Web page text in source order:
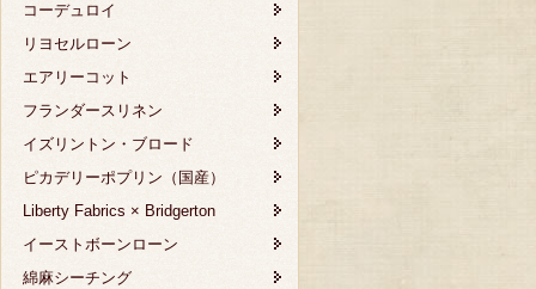
コーデュロイ
リヨセルローン
エアリーコット
フランダースリネン
イズリントン・ブロード
ピカデリーポプリン（国産）
Liberty Fabrics × Bridgerton
イーストボーンローン
綿麻シーチング